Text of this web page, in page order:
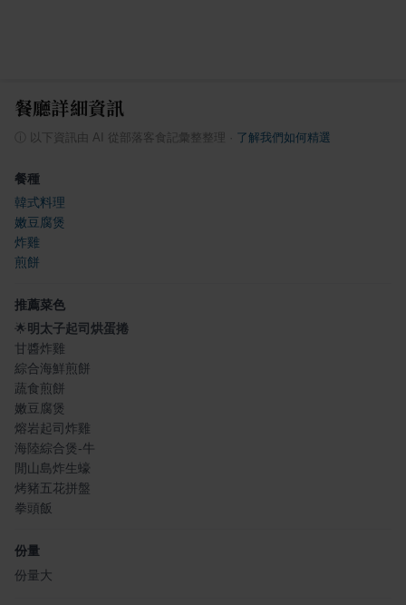
餐廳詳細資訊
以下資訊由 AI 從部落客食記彙整整理 了解我們如何精選
餐種
韓式料理
嫩豆腐煲
炸雞
煎餅
推薦菜色
🌟明太子起司烘蛋捲
甘醬炸雞
綜合海鮮煎餅
蔬食煎餅
嫩豆腐煲
熔岩起司炸雞
海陸綜合煲-牛
閒山島炸生蠔
烤豬五花拼盤
拳頭飯
份量
份量大